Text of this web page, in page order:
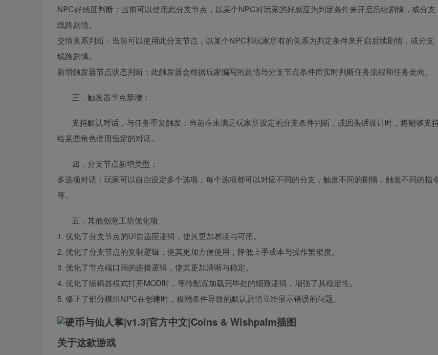
NPC好感度判断：当前可以使用此分支节点，以某个NPC对玩家的好感度为判定条件来开启后续剧情，或分支
线路剧情。
交情关系判断：当前可以使用此分支节点，以某个NPC和玩家所有的关系为判定条件来开启后续剧情，或分支
线路剧情。
新增触发器节点状态判断：此触发器会根据玩家编写的剧情与分支节点条件而实时判断任务流程和任务走向。
三．触发器节点新增：
支持默认对话，与任务重复触发：当前在未满足玩家所设定的分支条件判断，或回头话设计时，将能够支
给某些角色使用恒定的对话。
四．分支节点新增类型：
多选项对话：玩家可以自由设定多个选项，每个选项都可以对应不同的分支，触发不同的剧情，触发不同的指
等。
五．其他创意工坊优化项
1. 优化了分支节点的UI自适应逻辑，使其更加易读与可用。
2. 优化了分支节点的复制逻辑，使其更加方便使用，降低上手成本与操作繁琐度。
3. 优化了节点端口间的连接逻辑，使其更加清晰与稳定。
4. 优化了编辑器模式打开MOD时，等待配置加载完毕处的细致逻辑，增强了其稳定性。
5. 修正了部分模组NPC在创建时，极端条件导致的默认剧情立绘显示错误的问题。
关于这款游戏